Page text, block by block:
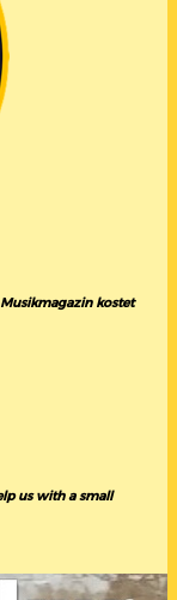
kostet
us with a small